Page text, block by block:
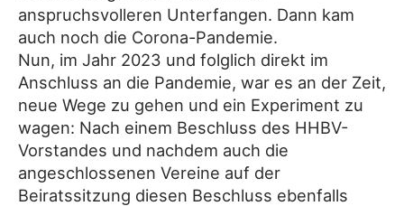
anspruchsvolleren Unterfangen. Dann kam
auch noch die Corona-Pandemie.
Nun, im Jahr 2023 und folglich direkt im
Anschluss an die Pandemie, war es an der Zeit,
neue Wege zu gehen und ein Experiment zu
wagen: Nach einem Beschluss des HHBV-
Vorstandes und nachdem auch die
angeschlossenen Vereine auf der
Beiratssitzung diesen Beschluss ebenfalls